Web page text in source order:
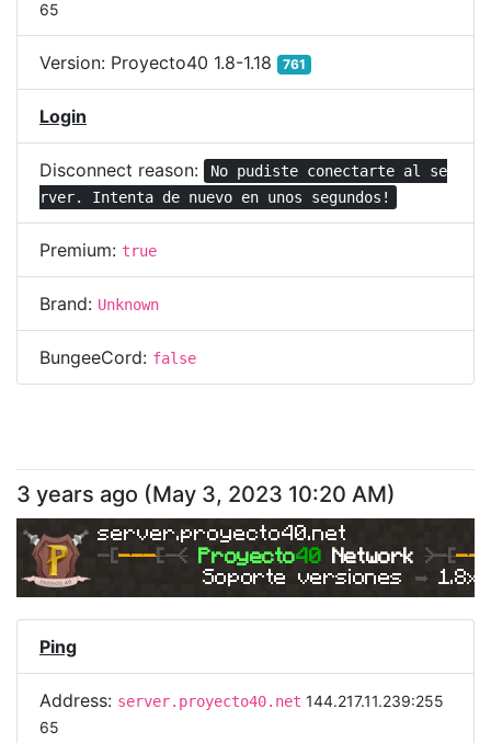
65
Version: Proyecto40 1.8-1.18 761
Login
Disconnect reason:
No pudiste conectarte al se
rver. Intenta de nuevo en unos segundos!
Premium: true
Brand: Unknown
BungeeCord: false
3 years ago (May 3, 2023 10:20 AM)
server.proyecto40.net
-[---[-< Proyecto40 Network >-[
Soporte versiones ➥ 1.8x
Ping
Address: server.proyecto40.net 144.217.11.239:255
65